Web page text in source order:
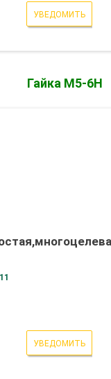
УВЕДОМИТЬ
Гайка М5-6Н
УВЕДОМИТЬ